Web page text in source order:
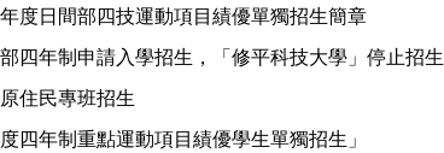
度日間部四技運動項目績優單獨招生簡章
四年制申請入學招生，「修平科技大學」停止招生
住民專班招生
四年制重點運動項目績優學生單獨招生」